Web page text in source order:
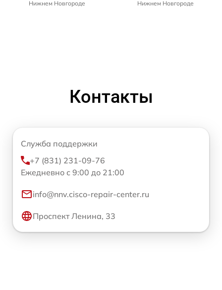
Нижнем Новгороде
Нижнем Новгороде
Контакты
Служба поддержки
+7 (831) 231-09-76
Ежедневно с 9:00 до 21:00
info@nnv.cisco-repair-center.ru
Проспект Ленина, 33